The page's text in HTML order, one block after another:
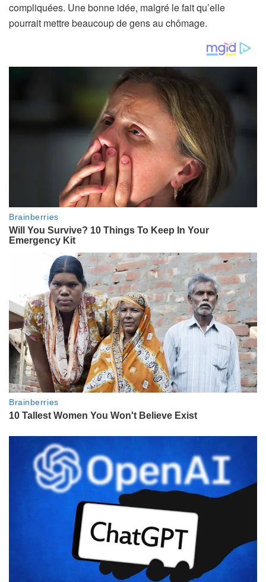
compliquées. Une bonne idée, malgré le fait qu’elle
pourrait mettre beaucoup de gens au chômage.